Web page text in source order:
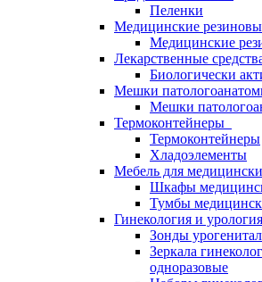
Пеленки
Медицинские
Медицинские
Лекарственные
Биологически
Мешки
Мешки
Термоконтейнеры
Термоконтейнеры
Хладоэлементы
Мебель для
Шкафы
Тумбы
Гинекология и урология
Зонды
Зеркала
одноразовые